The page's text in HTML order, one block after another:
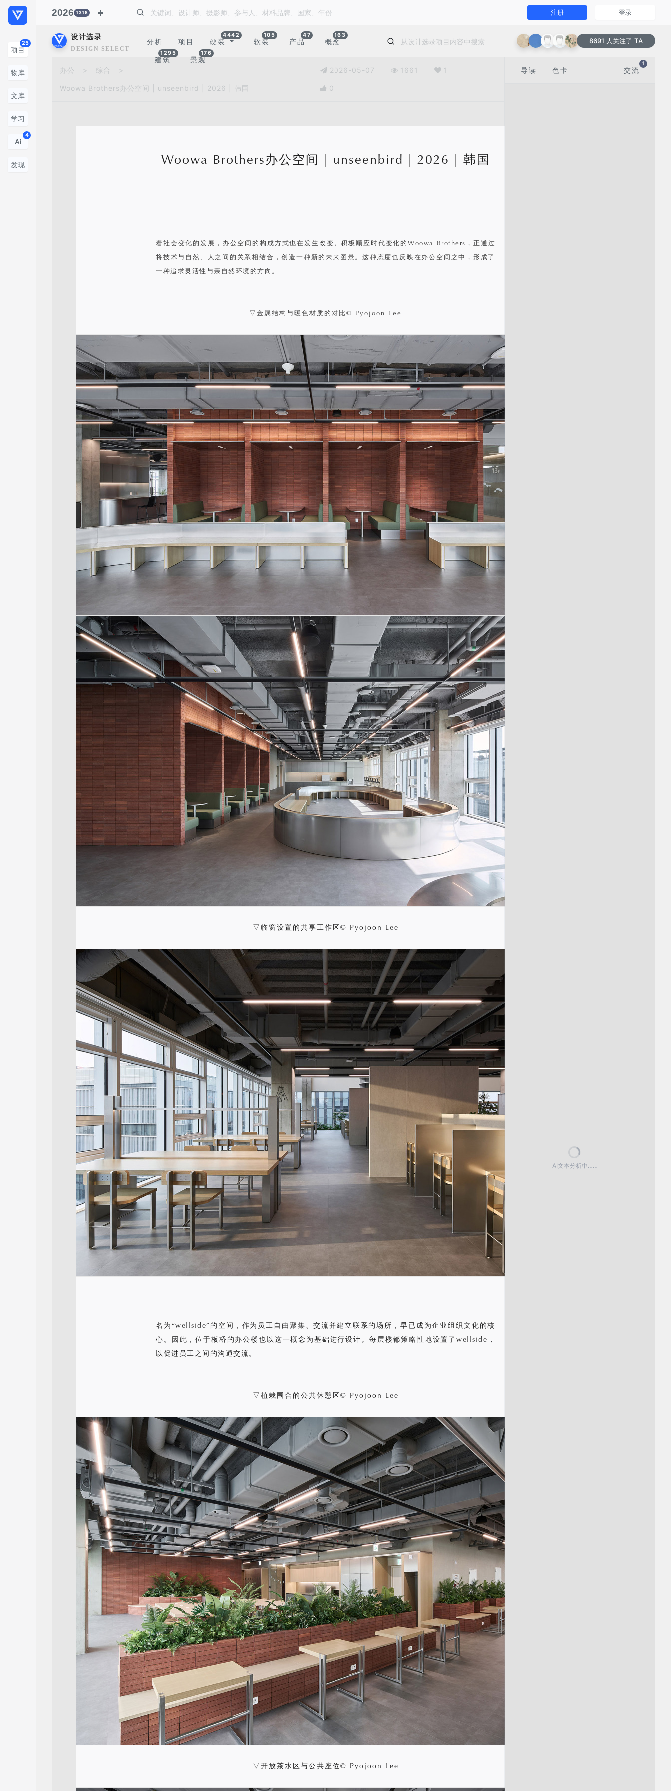
项目
25
物库
文库
学习
Ai
4
发现
2026 1316 注册 登录
设计选录
DESIGN SELECTION
分析 项目 硬装
4442
软装
105
产品
47
概念
163
建筑
1295
景观
176
8691 人关注了 TA
办公 > 综合 >
Woowa Brothers办公空间 | unseenbird | 2026 | 韩国
2026-05-07 1661 1
0
Woowa Brothers办公空间 | unseenbird | 2026 | 韩国
着社会变化的发展，办公空间的构成方式也在发生改变。积极顺应时代变化的Woowa Brothers，正通过
将技术与自然、人之间的关系相结合，创造一种新的未来图景。这种态度也反映在办公空间之中，形成了
一种追求灵活性与亲自然环境的方向。
▽金属结构与暖色材质的对比© Pyojoon Lee
▽临窗设置的共享工作区© Pyojoon Lee
名为“wellside”的空间，作为员工自由聚集、交流并建立联系的场所，早已成为企业组织文化的核
心。因此，位于板桥的办公楼也以这一概念为基础进行设计。每层楼都策略性地设置了wellside，
以促进员工之间的沟通交流。
▽植栽围合的公共休憩区© Pyojoon Lee
▽开放茶水区与公共座位© Pyojoon Lee
导读 色卡 交流
1
AI文本分析中……